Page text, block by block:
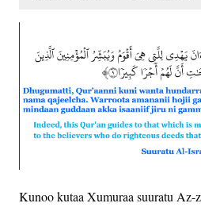
Kunoo kutaa Xumuraa suuratu Az-